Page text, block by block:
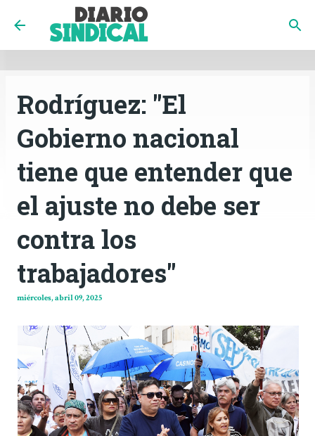
INICIO CÓRDOBA
Ir al contenido principal
Rodríguez: "El
Gobierno nacional
tiene que entender que
el ajuste no debe ser
contra los
trabajadores"
miércoles, abril 09, 2025